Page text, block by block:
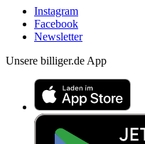
Instagram
Facebook
Newsletter
Unsere billiger.de App